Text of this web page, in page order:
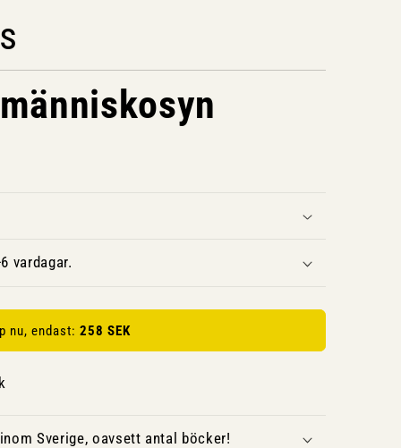
vardagar.
nu, endast:258 SEK
inom Sverige, oavsett antal böcker!